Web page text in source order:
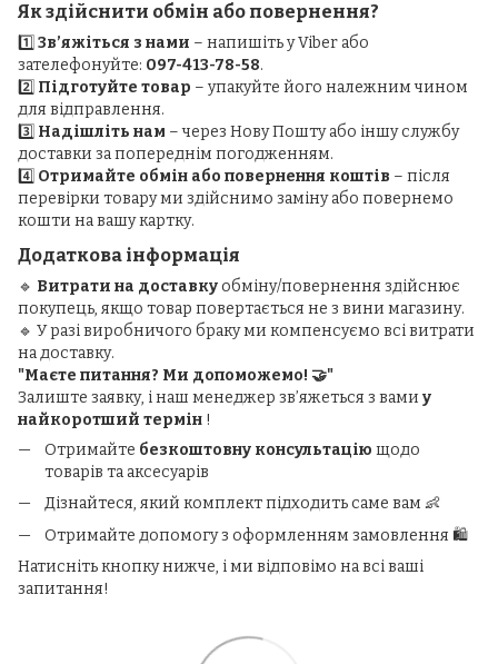
Як здійснити обмін або повернення?
1️⃣ Зв’яжіться з нами – напишіть у Viber або
зателефонуйте: 097-413-78-58.
2️⃣ Підготуйте товар – упакуйте його належним чином
для відправлення.
3️⃣ Надішліть нам – через Нову Пошту або іншу службу
доставки за попереднім погодженням.
4️⃣ Отримайте обмін або повернення коштів – після
перевірки товару ми здійснимо заміну або повернемо
кошти на вашу картку.
Додаткова інформація
🔹 Витрати на доставкуобміну/повернення здійснює
покупець, якщо товар повертається не з вини магазину.
🔹 У разі виробничого браку ми компенсуємо всі витрати
на доставку.
"Маєте питання? Ми допоможемо! 🤝"
Залиште заявку, і наш менеджер зв’яжеться з вами у
найкоротший термін !
Отримайте безкоштовну консультацію щодо
товарів та аксесуарів
Дізнайтеся, який комплект підходить саме вам 👶
Отримайте допомогу з оформленням замовлення 🛍️
Натисніть кнопку нижче, і ми відповімо на всі ваші
запитання!